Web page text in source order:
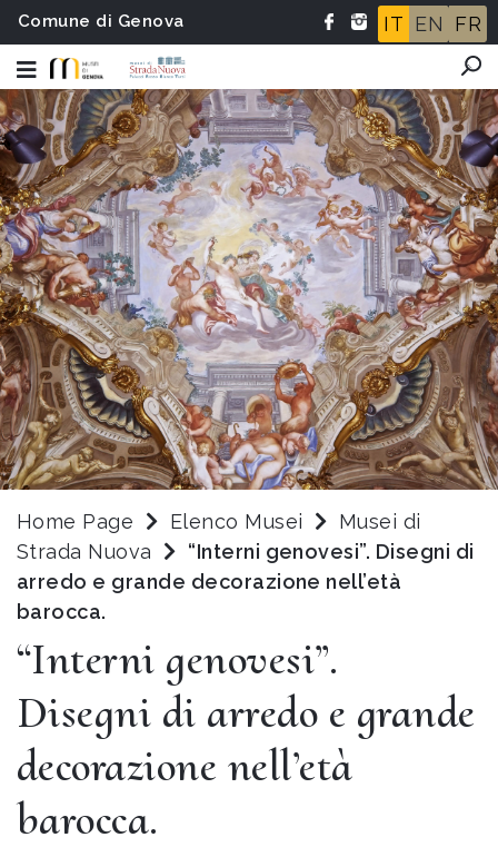
Comune di Genova IT EN FR
Home Page Elenco Musei
Musei di
Strada Nuova
“Interni genovesi”. Disegni di
arredo e grande decorazione nell’età
barocca.
“Interni genovesi”.
Disegni di arredo e grande
decorazione nell’età
barocca.